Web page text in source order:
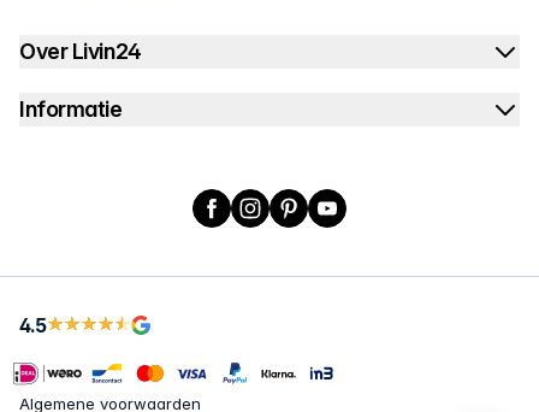
Over Livin24
Informatie
Facebook
Instagram
PinterestYouTube
4.5
Algemene voorwaarden